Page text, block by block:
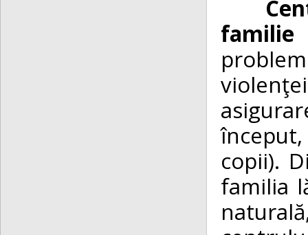
familie
copii).
familia